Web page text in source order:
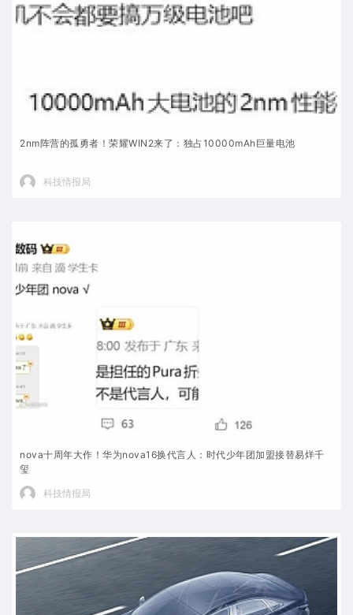
2nm阵营的孤勇者！荣耀WIN2来了：独占10000mAh巨量电池
科技情报局
nova十周年大作！华为nova16换代言人：时代少年团加盟接替易烊千
玺
科技情报局